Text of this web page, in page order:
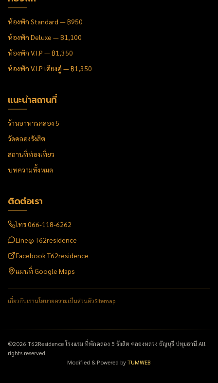
ห้องพัก Standard — ฿950
ห้องพัก Deluxe — ฿1,100
ห้องพัก V.I.P — ฿1,350
ห้องพัก V.I.P เตียงคู่ — ฿1,350
แนะนำสถานที่
ร้านอาหารคลอง 5
วัดคลองรังสิต
สถานที่ท่องเที่ยว
บทความทั้งหมด
ติดต่อเรา
โทร066-118-6262
Line@ T62residence
Facebook T62residence
แผนที่ Google Maps
เกี่ยวกับเรานโยบายความเป็นส่วนตัวSitemap
©2026 T62Residenceโรงแรม ที่พักคลอง 5 รังสิต คลองหลวง ธัญบุรี ปทุมธานี All
rights reserved.
Modified & Powered byTUMWEB